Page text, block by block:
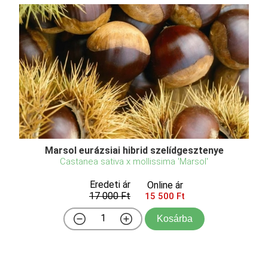
Marsol eurázsiai hibrid szelídgesztenye
Castanea sativa x mollissima 'Marsol'
Eredeti ár
17 000 Ft
Online ár
15 500 Ft
Kosárba